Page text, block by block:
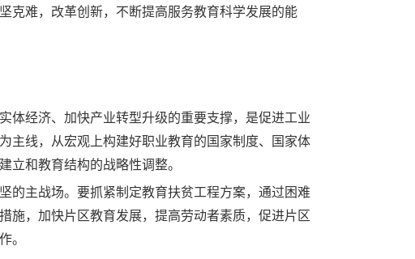
克难，改革创新，不断提高服务教育科学发展的能
体经济、加快产业转型升级的重要支撑，是促进工业
主线，从宏观上构建好职业教育的国家制度、国家体
立和教育结构的战略性调整。
的主战场。要抓紧制定教育扶贫工程方案，通过困难
施，加快片区教育发展，提高劳动者素质，促进片区
。